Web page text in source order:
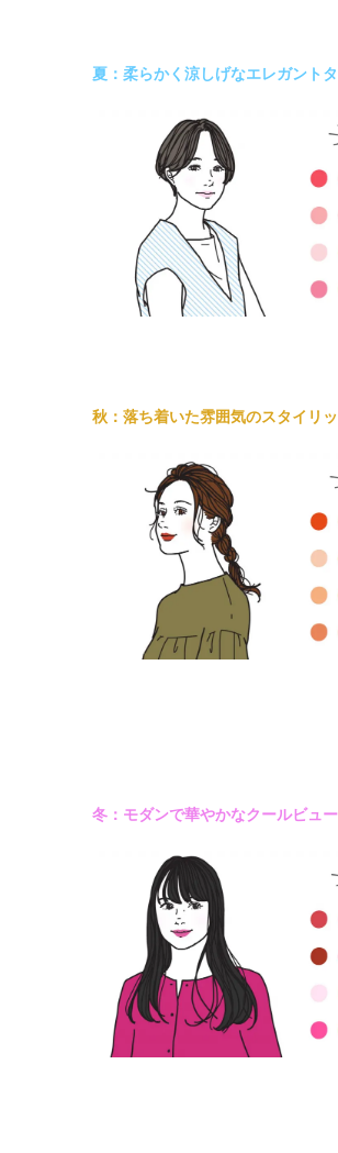
夏：柔らかく涼しげなエレガント
秋：落ち着いた雰囲気のスタイリ
冬：モダンで華やかなクールビュ